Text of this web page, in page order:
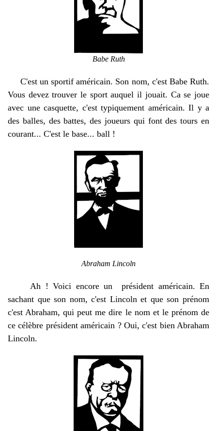
Babe Ruth
C'est un sportif américain. Son nom, c'est Babe Ruth.
Vous devez trouver le sport auquel il jouait. Ca se joue
avec une casquette, c'est typiquement américain. Il y a
des balles, des battes, des joueurs qui font des tours en
courant... C'est le base... ball !
Abraham Lincoln
Ah ! Voici encore un président américain. En
sachant que son nom, c'est Lincoln et que son prénom
c'est Abraham, qui peut me dire le nom et le prénom de
ce célèbre président américain ? Oui, c'est bien Abraham
Lincoln.